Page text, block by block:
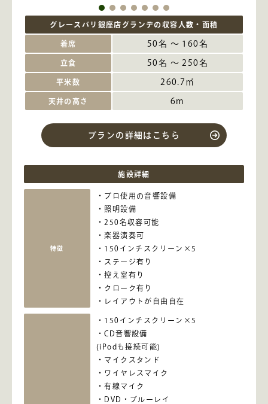
グレースバリ銀座店グランデの収容人数・面積
着席 50名 ～ 160名
立食 50名 ～ 250名
平米数 260.7㎡
天井の高さ 6m
プランの詳細はこちら
施設詳細
特徴
プロ使用の音響設備
照明設備
250名収容可能
楽器演奏可
150インチスクリーン×5
ステージ有り
控え室有り
クローク有り
レイアウトが自由自在
150インチスクリーン×5
CD音響設備
(iPodも接続可能)
マイクスタンド
ワイヤレスマイク
有線マイク
DVD・ブルーレイ